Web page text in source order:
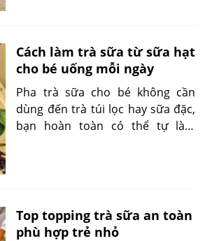
đúng tỷ lệ, cũng như tạo topping
hấp dẫn từ trái cây tươi mà bé
yêu thích.
Cách làm trà sữa từ sữa hạt
cho bé uống mỗi ngày
Pha trà sữa cho bé không cần
dùng đến trà túi lọc hay sữa đặc,
bạn hoàn toàn có thể tự làm
dưỡng mỗi ngày.
Top topping trà sữa an toàn
phù hợp trẻ nhỏ